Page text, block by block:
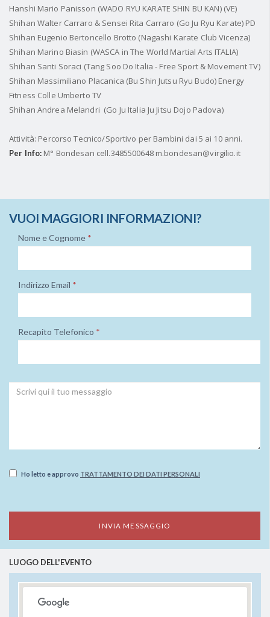
Hanshi Mario Panisson (WADO RYU KARATE SHIN BU KAN) (VE)
Shihan Walter Carraro & Sensei Rita Carraro (Go Ju Ryu Karate) PD
Shihan Eugenio Bertoncello Brotto (Nagashi Karate Club Vicenza)
Shihan Marino Biasin (WASCA in The World Martial Arts ITALIA)
Shihan Santi Soraci (Tang Soo Do Italia - Free Sport & Movement TV)
Shihan Massimiliano Placanica (Bu Shin Jutsu Ryu Budo) Energy
Fitness Colle Umberto TV
Shihan Andrea Melandri (Go Ju Italia Ju Jitsu Dojo Padova)
Attività: Percorso Tecnico/Sportivo per Bambini dai 5 ai 10 anni.
Per Info: M° Bondesan cell.3485500648 m.bondesan@virgilio.it
VUOI MAGGIORI INFORMAZIONI?
Nome e Cognome *
Indirizzo Email *
Recapito Telefonico *
Ho letto e approvo TRATTAMENTO DEI DATI PERSONALI
LUOGO DELL'EVENTO